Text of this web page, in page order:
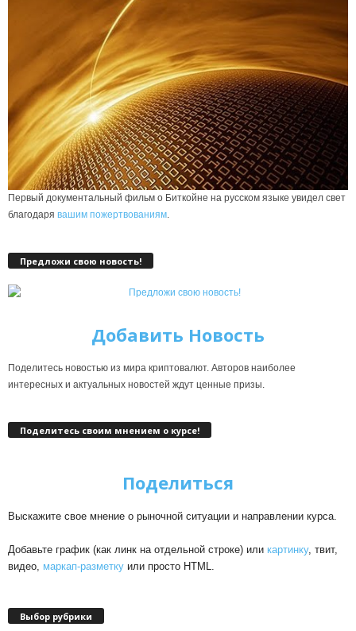
Первый документальный фильм о Биткойне на русском языке увидел свет
благодаря вашим пожертвованиям
Предложи свою новость!
Добавить Новость
Поделитесь новостью из мира криптовалют. Авторов наиболее
интересных и актуальных новостей ждут ценные призы.
Поделитесь своим мнением о курсе!
Поделиться
Выскажите свое мнение о рыночной ситуации и направлении курса.
Добавьте график (как линк на отдельной строке) или картинку, твит,
видео, маркап-разметку или просто HTML.
Выбор рубрики